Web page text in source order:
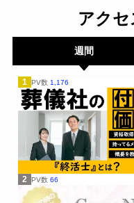
アク
週間
1 PV数 1,176
2 PV数 66